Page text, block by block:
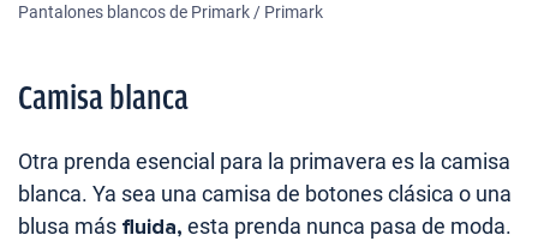
Pantalones blancos de Primark / Primark
Camisa blanca
Otra prenda esencial para la primavera es la camisa
blanca. Ya sea una camisa de botones clásica o una
blusa más fluida, esta prenda nunca pasa de moda.